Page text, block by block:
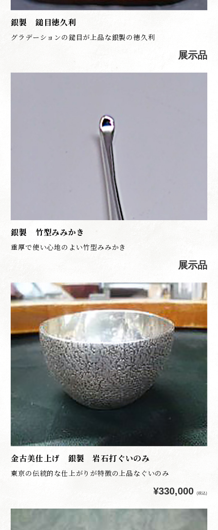
銀製 鎚目徳久利
グラデーションの鎚目が上品な銀製の徳久利
展示品
銀製 竹型みみかき
重厚で使い心地のよい竹型みみかき
展示品
金古美仕上げ 銀製 岩石打ぐいのみ
東京の伝統的な仕上がりが特徴の上品なぐいのみ
¥330,000 (税込)